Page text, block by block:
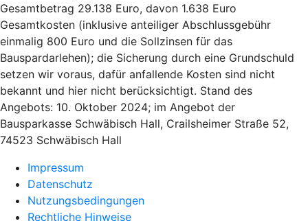
Gesamtbetrag 29.138 Euro, davon 1.638 Euro
Gesamtkosten (inklusive anteiliger Abschlussgebühr
einmalig 800 Euro und die Sollzinsen für das
Bauspardarlehen); die Sicherung durch eine Grundschuld
setzen wir voraus, dafür anfallende Kosten sind nicht
bekannt und hier nicht berücksichtigt. Stand des
Angebots: 10. Oktober 2024; im Angebot der
Bausparkasse Schwäbisch Hall, Crailsheimer Straße 52,
74523 Schwäbisch Hall
Impressum
Datenschutz
Nutzungsbedingungen
Rechtliche Hinweise